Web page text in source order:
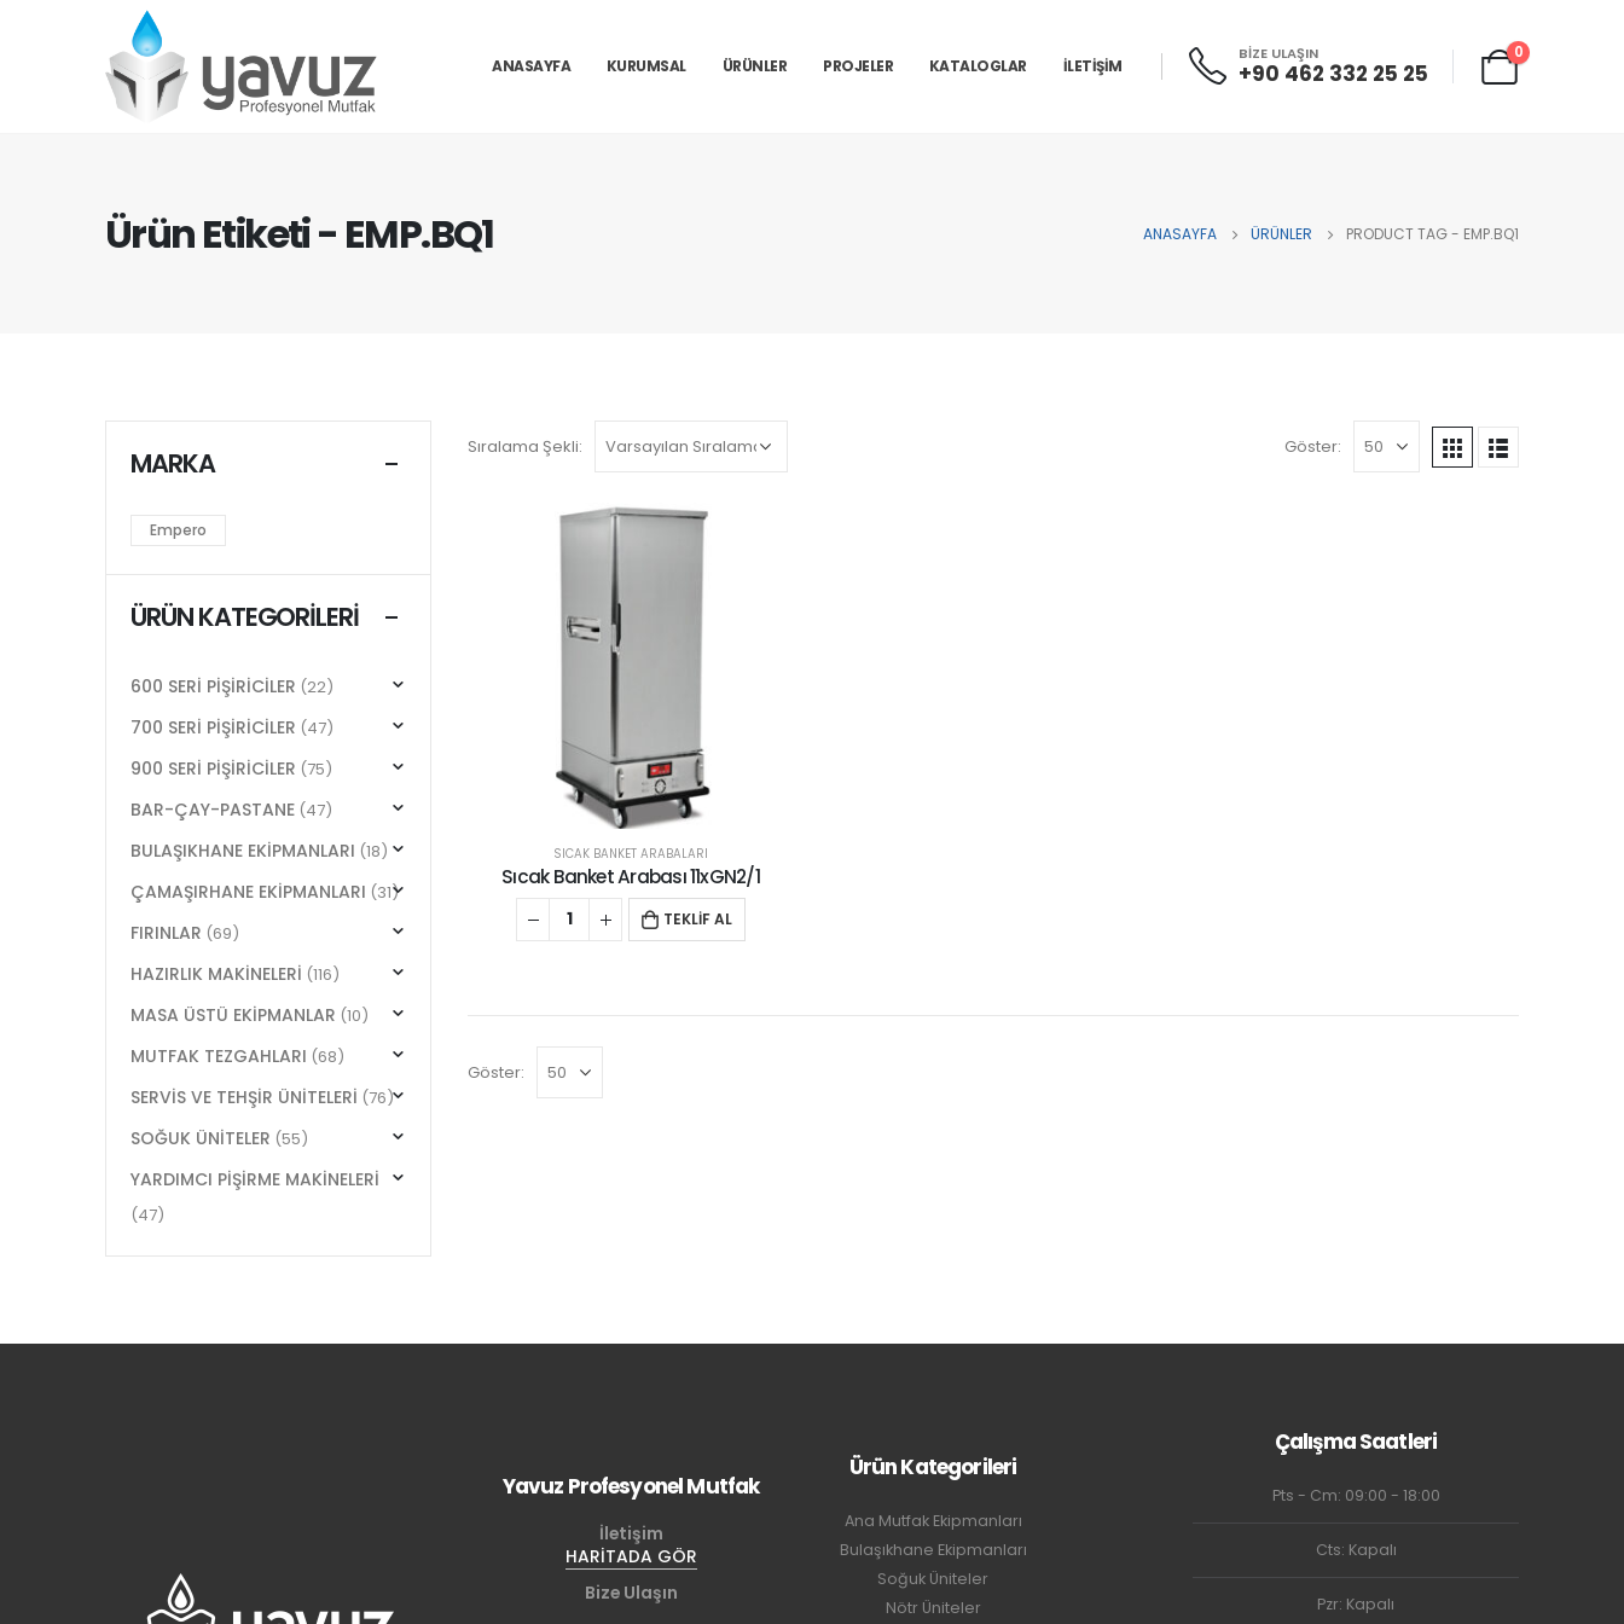
ANASAYFA KURUMSAL ÜRÜNLER PROJELER KATALOGLAR İLETİŞİM
BİZE ULAŞIN
+90 462 332 25 25
0
Ürün Etiketi - EMP.BQ1 ANASAYFA ÜRÜNLER PRODUCT TAG - EMP.BQ1
Sıralama Şekli: Göster:
SICAK BANKET ARABALARI
Sıcak Banket Arabası 11xGN2/1
TEKLİF AL
Göster:
MARKA
Empero
ÜRÜN KATEGORILERI
600 SERİ PİŞİRİCİLER (22)
700 SERİ PİŞİRİCİLER (47)
900 SERİ PİŞİRİCİLER (75)
BAR-ÇAY-PASTANE (47)
BULAŞIKHANE EKİPMANLARI (18)
ÇAMAŞIRHANE EKİPMANLARI (31)
FIRINLAR (69)
HAZIRLIK MAKİNELERİ (116)
MASA ÜSTÜ EKİPMANLAR (10)
MUTFAK TEZGAHLARI (68)
SERVİS VE TEHŞİR ÜNİTELERİ (76)
SOĞUK ÜNİTELER (55)
YARDIMCI PİŞİRME MAKİNELERİ
(47)
Yavuz Profesyonel Mutfak
İletişim
HARİTADA GÖR
Bize Ulaşın
Ürün Kategorileri
Ana Mutfak Ekipmanları
Bulaşıkhane Ekipmanları
Soğuk Üniteler
Nötr Üniteler
Çalışma Saatleri
Pts - Cm: 09:00 - 18:00
Cts: Kapalı
Pzr: Kapalı